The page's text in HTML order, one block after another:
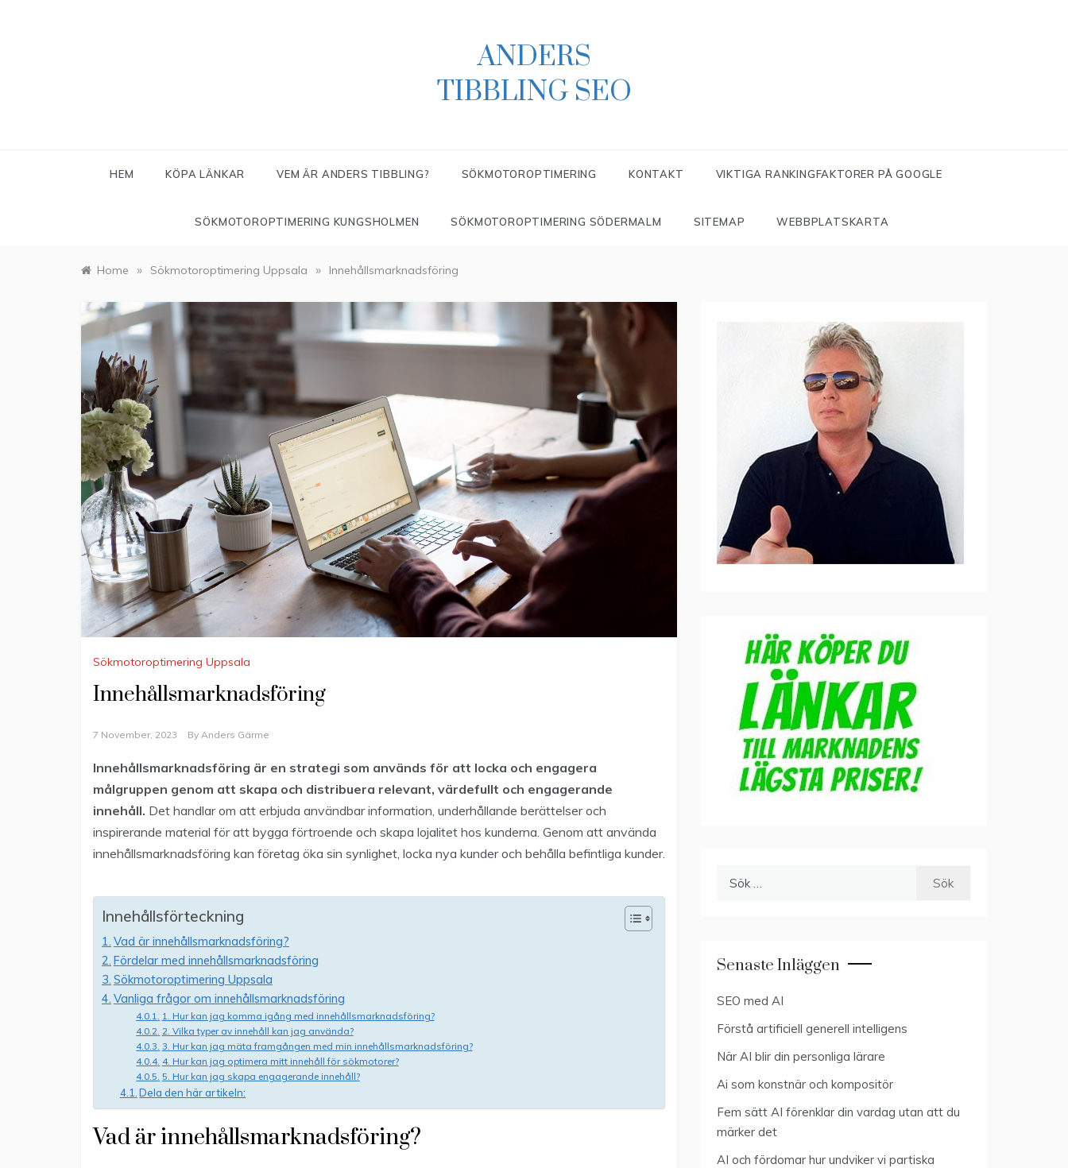
ANDERS
TIBBLING SEO
HEM KÖPA LÄNKAR VEM ÄR ANDERS TIBBLING? SÖKMOTOROPTIMERING KONTAKT VIKTIGA RANKINGFAKTORER PÅ GOOGLE
SÖKMOTOROPTIMERING KUNGSHOLMEN SÖKMOTOROPTIMERING SÖDERMALM SITEMAP WEBBPLATSKARTA
Home » Sökmotoroptimering Uppsala » Innehållsmarknadsföring
Sökmotoroptimering Uppsala
Innehållsmarknadsföring
7 November, 2023 By Anders Gärme
Innehållsmarknadsföring är en strategi som används för att locka och engagera
målgruppen genom att skapa och distribuera relevant, värdefullt och engagerande
innehåll. Det handlar om att erbjuda användbar information, underhållande berättelser och
inspirerande material för att bygga förtroende och skapa lojalitet hos kunderna. Genom att använda
innehållsmarknadsföring kan företag öka sin synlighet, locka nya kunder och behålla befintliga kunder.
Innehållsförteckning
Vad är innehållsmarknadsföring?
Fördelar med innehållsmarknadsföring
Sökmotoroptimering Uppsala
Vanliga frågor om innehållsmarknadsföring
1. Hur kan jag komma igång med innehållsmarknadsföring?
2. Vilka typer av innehåll kan jag använda?
3. Hur kan jag mäta framgången med min innehållsmarknadsföring?
4. Hur kan jag optimera mitt innehåll för sökmotorer?
5. Hur kan jag skapa engagerande innehåll?
Dela den här artikeln:
Vad är innehållsmarknadsföring?
Senaste Inläggen
SEO med AI
Förstå artificiell generell intelligens
När AI blir din personliga lärare
Ai som konstnär och kompositör
Fem sätt AI förenklar din vardag utan att du
märker det
AI och fördomar hur undviker vi partiska